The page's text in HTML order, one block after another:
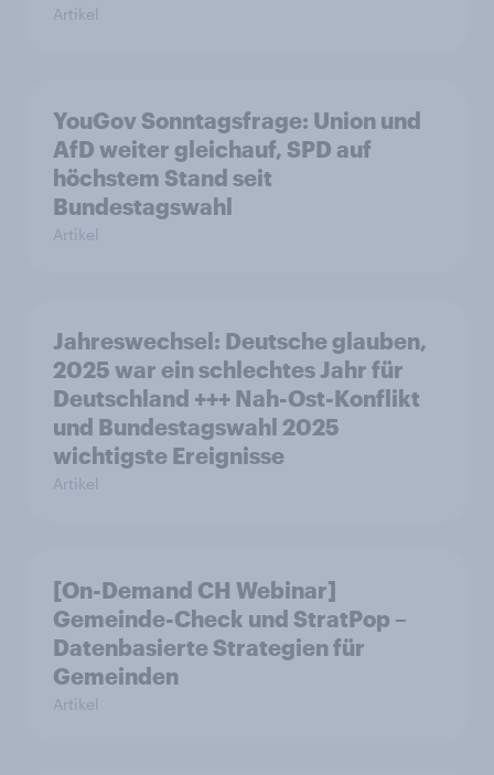
Artikel
YouGov Sonntagsfrage: Union und
AfD weiter gleichauf, SPD auf
höchstem Stand seit
Bundestagswahl
Artikel
Jahreswechsel: Deutsche glauben,
2025 war ein schlechtes Jahr für
Deutschland +++ Nah-Ost-Konflikt
und Bundestagswahl 2025
wichtigste Ereignisse
Artikel
[On-Demand CH Webinar]
Gemeinde-Check und StratPop –
Datenbasierte Strategien für
Gemeinden
Artikel